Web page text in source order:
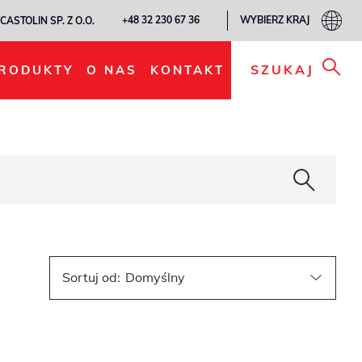
CASTOLIN SP. Z O.O. +48 32 230 67 36 WYBIERZ KRAJ
O NAS KONTAKT SZUKAJ
Sortuj od: